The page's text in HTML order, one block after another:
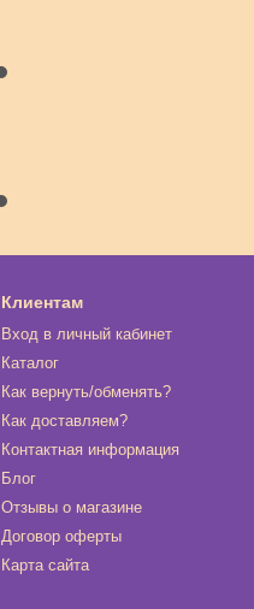
Клиентам
Вход в личный кабинет
Каталог
Как вернуть/обменять?
Как доставляем?
Контактная информация
Блог
Отзывы о магазине
Договор оферты
Карта сайта